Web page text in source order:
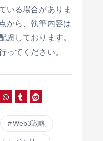
いる場合がありま
から、執筆内容は
慮しております。
ってください。
Web3戦略